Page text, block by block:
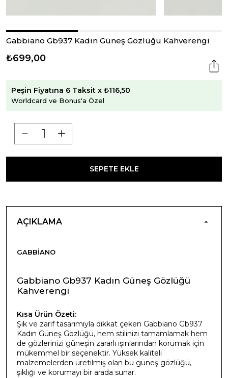
Gabbiano Gb937 Kadın Güneş Gözlüğü Kahverengi
₺699,00
Peşin Fiyatına 6 Taksit x ₺116,50
Worldcard ve Bonus'a Özel
SEPETE EKLE
AÇIKLAMA
GABBIANO
Gabbiano Gb937 Kadın Güneş Gözlüğü
Kahverengi
Kısa Ürün Özeti:
Şık ve zarif tasarımıyla dikkat çeken Gabbiano Gb937
Kadın Güneş Gözlüğü, hem stilinizi tamamlamak hem
de gözlerinizi güneşin zararlı ışınlarından korumak için
mükemmel bir seçenektir. Yüksek kaliteli
malzemelerden üretilmiş olan bu güneş gözlüğü,
şıklığı ve korumayı bir arada sunar.